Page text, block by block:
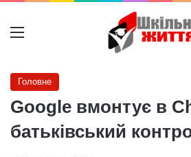
Меню
Головне
Google вмонтує в
батьківський